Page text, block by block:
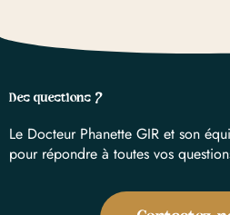
Des questions ?
Le Docteur Phanette GIR et son
pour répondre à toutes vos